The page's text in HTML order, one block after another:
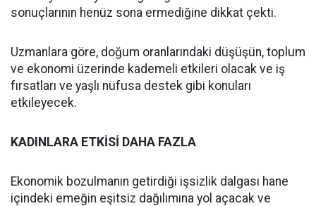
sonuçlarının henüz sona ermediğine dikkat çekti.
Uzmanlara göre, doğum oranlarındaki düşüşün, toplum
ve ekonomi üzerinde kademeli etkileri olacak ve iş
fırsatları ve yaşlı nüfusa destek gibi konuları
etkileyecek.
KADINLARA ETKİSİ DAHA FAZLA
Ekonomik bozulmanın getirdiği işsizlik dalgası hane
içindeki emeğin eşitsiz dağılımına yol açacak ve